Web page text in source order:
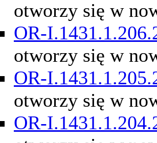
otworzy się w
OR-
otworzy się w
OR-
otworzy się w
OR-